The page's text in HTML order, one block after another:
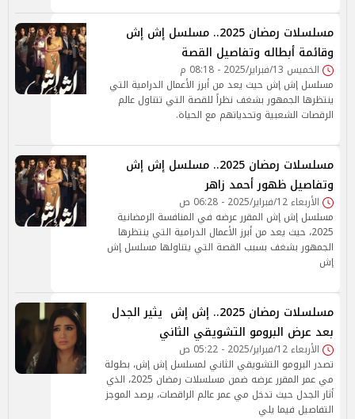
مسلسلات رمضان 2025.. مسلسل إش إش
وقائمة أبطاله وتفاصيل القصة
الخميس 13/فبراير/2025 - 08:18 م
مسلسل إش إش حيث يعد من أبرز الأعمال الدرامية التي
ينتظرها الجمهور بشغف نظراً للقصة التي تتناول عالم
الرقصات الشعبية وتحدياتهم مع الحياة.
مسلسلات رمضان 2025.. مسلسل إش إش
وتفاصيل ظهور أحمد زاهر
الأربعاء 12/فبراير/2025 - 06:28 ص
مسلسل إش إش المقرر عرضه في المنافسة الرمضانية
2025، حيث يعد من أبرز الأعمال الدرامية التي ينتظرها
الجمهور بشغف بسبب القصة التي يتناولها مسلسل إش
إش
مسلسلات رمضان 2025.. إش إش يثير الجدل
بعد عرض البرومو التشويقي الثاني
الأربعاء 12/فبراير/2025 - 05:22 ص
تصدر البرومو التشويقي الثاني لمسلسل إش إش، بطولة
مي عمر المقرر عرضه ضمن مسلسلات رمضان 2025، الذي
أثار الجدل حيث تدخل مي عمر عالم الراقصات، يرصد الموجز
التفاصيل فيما يلي